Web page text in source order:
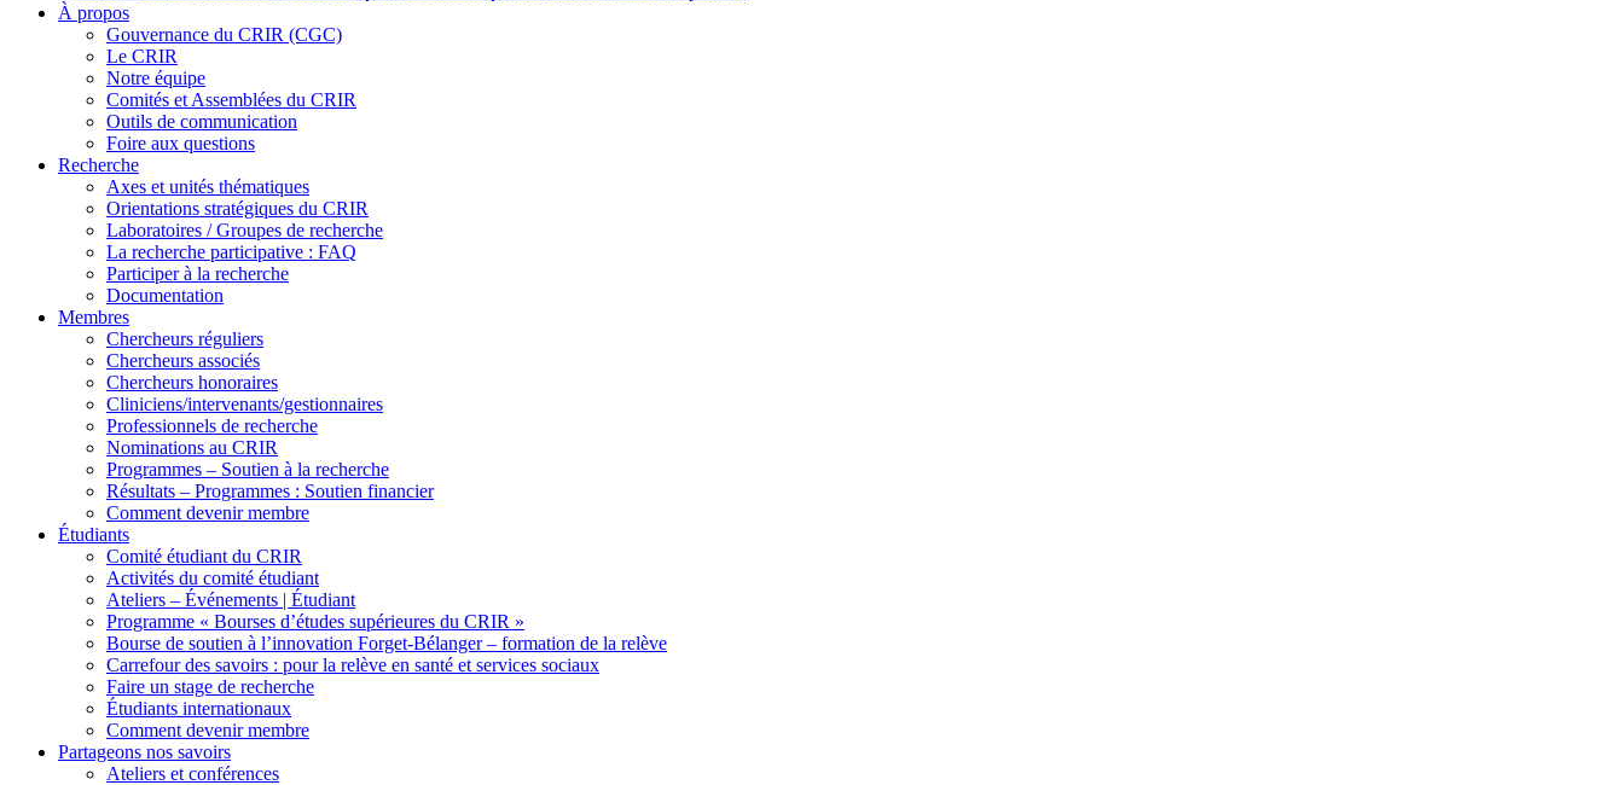
À propos
Gouvernance du CRIR (CGC)
Le CRIR
Notre équipe
Comités et Assemblées du CRIR
Outils de communication
Foire aux questions
Recherche
Axes et unités thématiques
Orientations stratégiques du CRIR
Laboratoires / Groupes de recherche
La recherche participative : FAQ
Participer à la recherche
Documentation
Membres
Chercheurs réguliers
Chercheurs associés
Chercheurs honoraires
Cliniciens/intervenants/gestionnaires
Professionnels de recherche
Nominations au CRIR
Programmes – Soutien à la recherche
Résultats – Programmes : Soutien financier
Comment devenir membre
Étudiants
Comité étudiant du CRIR
Activités du comité étudiant
Ateliers – Événements | Étudiant
Programme « Bourses d’études supérieures du CRIR »
Bourse de soutien à l’innovation Forget-Bélanger – formation de la relève
Carrefour des savoirs : pour la relève en santé et services sociaux
Faire un stage de recherche
Étudiants internationaux
Comment devenir membre
Partageons nos savoirs
Ateliers et conférences